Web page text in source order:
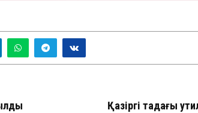
Қазіргі таңдағы